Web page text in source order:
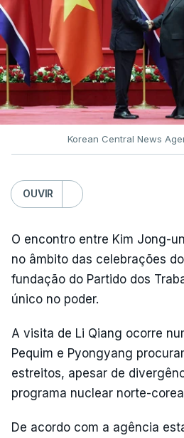
Korean Central News
OUVIR
O encontro entre Kim Jong-
no âmbito das celebrações
fundação do Partido dos
único no poder.
A visita de Li Qiang ocorre
Pequim e Pyongyang
estreitos, apesar de
programa nuclear norte-
De acordo com a agência